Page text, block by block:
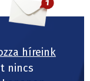
híreink
nincs